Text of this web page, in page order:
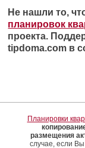
Не нашли то,
планировок
проекта.
tipdoma.com в
Планировки
размещения
случае, если